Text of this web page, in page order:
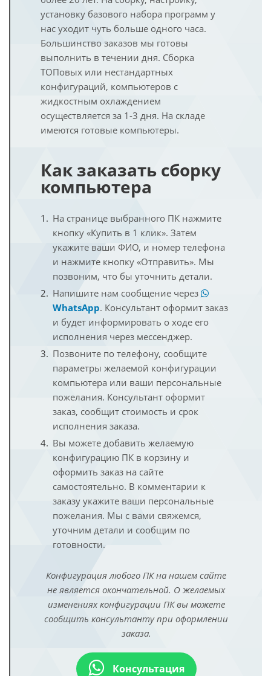
установку базового набора программ у
нас уходит чуть больше одного часа.
Большинство заказов мы готовы
выполнить в течении дня. Сборка
ТОПовых или нестандартных
конфигураций, компьютеров с
жидкостным охлаждением
осуществляется за 1-3 дня. На складе
имеются готовые компьютеры.
Как заказать сборку
компьютера
На странице выбранного ПК нажмите
кнопку «Купить в 1 клик». Затем
укажите ваши ФИО, и номер телефона
и нажмите кнопку «Отправить». Мы
позвоним, что бы уточнить детали.
Напишите нам сообщение через
WhatsApp. Консультант оформит заказ
и будет информировать о ходе его
исполнения через мессенджер.
Позвоните по телефону, сообщите
параметры желаемой конфигурации
компьютера или ваши персональные
пожелания. Консультант оформит
заказ, сообщит стоимость и срок
исполнения заказа.
Вы можете добавить желаемую
конфигурацию ПК в корзину и
оформить заказ на сайте
самостоятельно. В комментарии к
заказу укажите ваши персональные
пожелания. Мы с вами свяжемся,
уточним детали и сообщим по
готовности.
Конфигурация любого ПК на нашем сайте
не является окончательной. О желаемых
изменениях конфигурации ПК вы можете
сообщить консультанту при оформлении
заказа.
Консультация